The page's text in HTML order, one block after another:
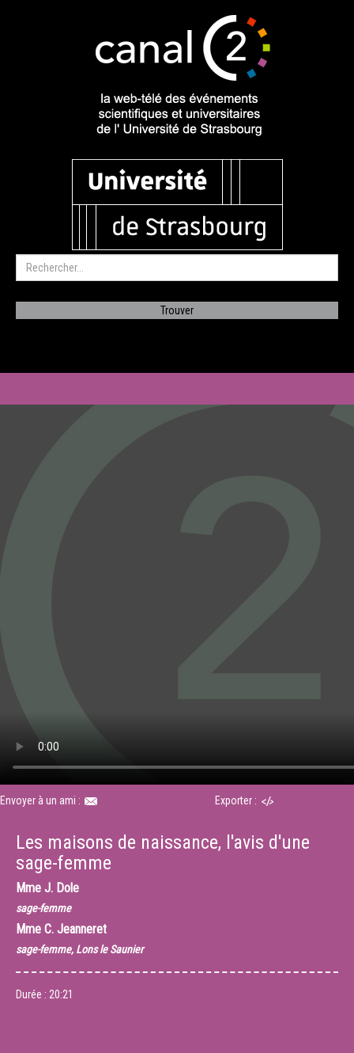
Envoyer à un ami : Exporter :
Les maisons de naissance, l'avis d'une
sage-femme
Mme J. Dole
sage-femme
Mme C. Jeanneret
sage-femme, Lons le Saunier
Durée : 20:21